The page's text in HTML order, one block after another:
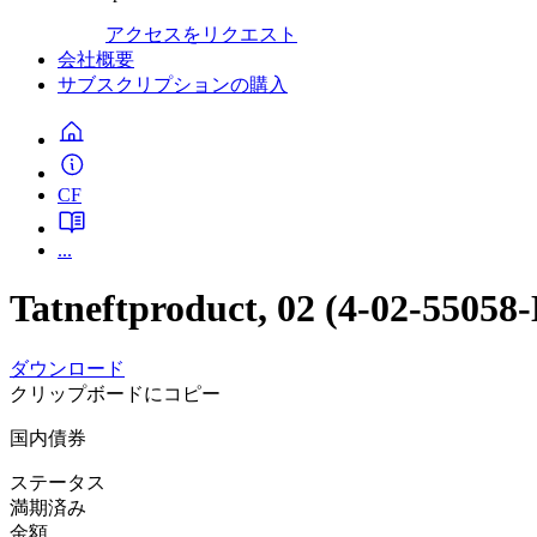
アクセスをリクエスト
会社概要
サブスクリプションの購入
CF
...
Tatneftproduct, 02 (4-02-
ダウンロード
クリップボードにコピー
国内債券
ステータス
満期済み
金額